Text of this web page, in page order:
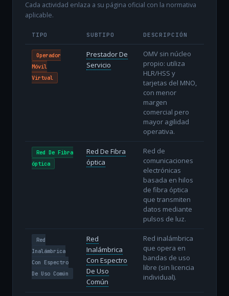
Cada actividad enlaza a su página oficial con la normativa
aplicable.
TIPO SUBTIPO DESCRIPCIÓN
Operador
Móvil
Virtual
Prestador De
Servicio
OMV sin núcleo
propio: utiliza
HLR/HSS y
tarjetas del MNO,
con menor
margen
comercial pero
mayor agilidad
operativa.
Red De Fibra
óptica
Red De Fibra
óptica
Red de
comunicaciones
electrónicas
basada en hilos
de fibra óptica
que transmiten
datos mediante
pulsos de luz.
Red
Inalámbrica
Con Espectro
De Uso Común
Red
Inalámbrica
Con Espectro
De Uso
Común
Red inalámbrica
que opera en
bandas de uso
libre (sin licencia
individual).